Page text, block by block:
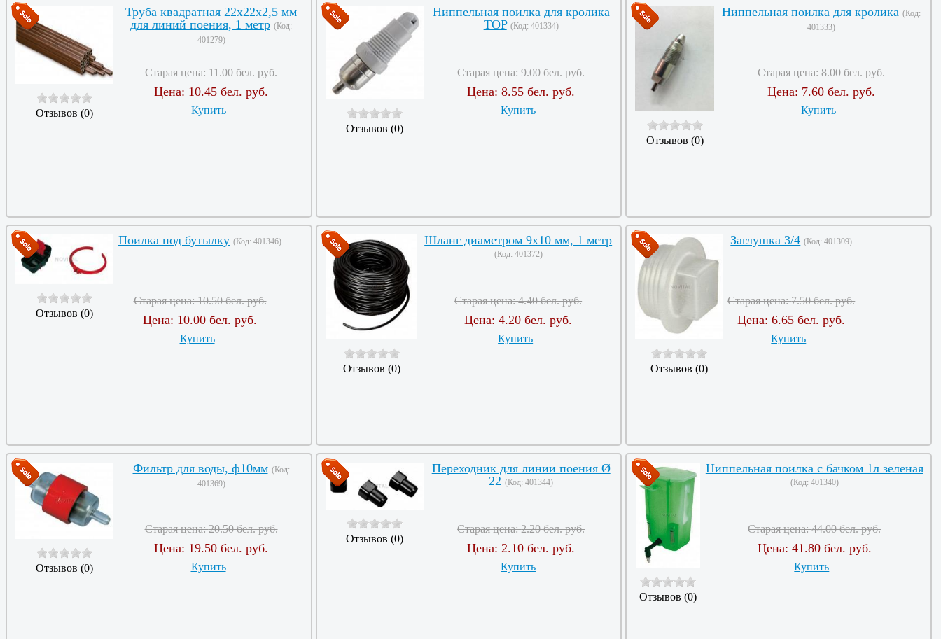
Отзывов (0)
Труба квадратная 22х22х2,5 мм
для линий поения, 1 метр (Код:
401279)
Старая цена:11.00 бел. руб.
Цена: 10.45 бел. руб.
Купить
Отзывов (0)
Ниппельная поилка для кролика
TOP (Код: 401334)
Старая цена:9.00 бел. руб.
Цена:8.55 бел. руб.
Купить
Отзывов (0)
Ниппельная поилка для кролика (Код:
401333)
Старая цена:8.00 бел. руб.
Цена: 7.60 бел. руб.
Купить
Отзывов (0)
Поилка под бутылку (Код: 401346)
Старая цена:10.50 бел. руб.
Цена: 10.00 бел. руб.
Купить
Отзывов (0)
Шланг диаметром 9х10 мм, 1 метр
(Код: 401372)
Старая цена:4.40 бел. руб.
Цена:4.20 бел. руб.
Купить
Отзывов (0)
Заглушка 3/4 (Код:401309)
Старая цена:7.50 бел. руб.
Цена:6.65 бел. руб.
Купить
Отзывов (0)
Фильтр для воды, ф10мм (Код:
401369)
Старая цена:20.50 бел. руб.
Цена: 19.50 бел. руб.
Купить
Отзывов (0)
Переходник для линии поения Ø
22 (Код:401344)
Старая цена:2.20 бел. руб.
Цена: 2.10 бел. руб.
Купить
Отзывов (0)
Ниппельная поилка с бачком 1л зеленая
(Код: 401340)
Старая цена:44.00 бел. руб.
Цена: 41.80 бел. руб.
Купить